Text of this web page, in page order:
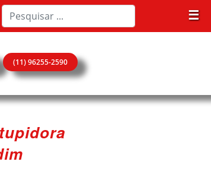
☰
(11) 96255-2590